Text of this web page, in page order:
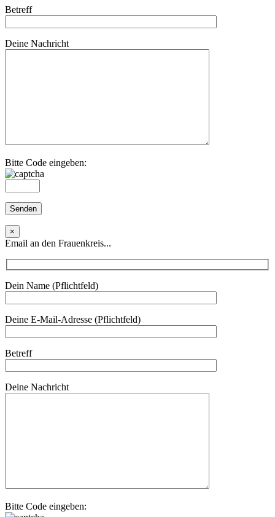
Betreff
Deine Nachricht
Bitte Code eingeben:
×
Email an den Frauenkreis...
Dein Name (Pflichtfeld)
Deine E-Mail-Adresse (Pflichtfeld)
Betreff
Deine Nachricht
Bitte Code eingeben: